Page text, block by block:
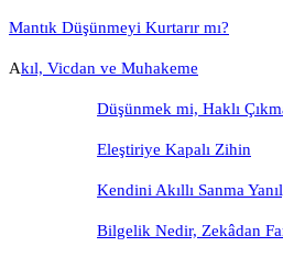
Mantık Düşünmeyi Kurtarır mı?
Akıl, Vicdan ve Muhakeme
Düşünmek mi, Haklı
Eleştiriye Kapalı Zihin
Kendini Akıllı Sanma
Bilgelik Nedir, Zekâdan